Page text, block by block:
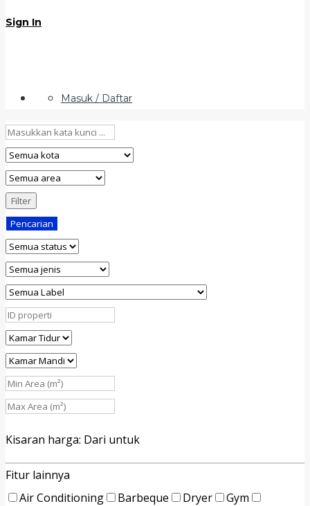
Sign In
Masuk / Daftar
Filter
Pencarian
Kisaran harga: Dari untuk
Fitur lainnya
Air Conditioning
Barbeque Dryer
Gym